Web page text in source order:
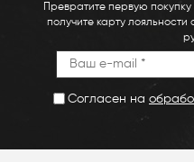
Превратите первую
получите карту лояльности
Согласен на